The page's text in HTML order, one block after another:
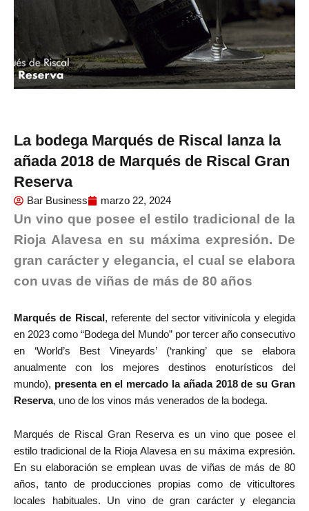
La bodega Marqués de Riscal lanza la
añada 2018 de Marqués de Riscal Gran
Reserva
Bar Business marzo 22, 2024
Un vino que posee el estilo tradicional de la
Rioja Alavesa en su máxima expresión. De
gran carácter y elegancia, el cual se elabora
con uvas de viñas de más de 80 años
Marqués de Riscal, referente del sector vitivinícola y elegida
en 2023 como “Bodega del Mundo” por tercer año consecutivo
en ‘World’s Best Vineyards’ (‘ranking’ que se elabora
anualmente con los mejores destinos enoturísticos del
mundo), presenta en el mercado la añada 2018 de su Gran
Reserva, uno de los vinos más venerados de la bodega.
Marqués de Riscal Gran Reserva es un vino que posee el
estilo tradicional de la Rioja Alavesa en su máxima expresión.
En su elaboración se emplean uvas de viñas de más de 80
años, tanto de producciones propias como de viticultores
locales habituales. Un vino de gran carácter y elegancia